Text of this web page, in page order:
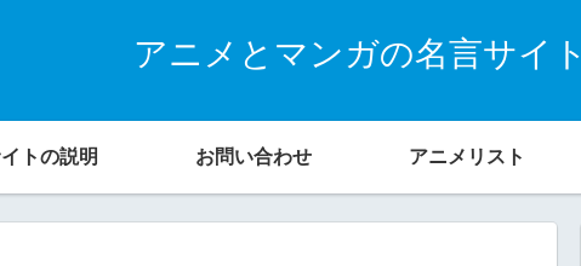
アニメとマンガの名言サイト
トの説明 お問い合わせ アニメリスト